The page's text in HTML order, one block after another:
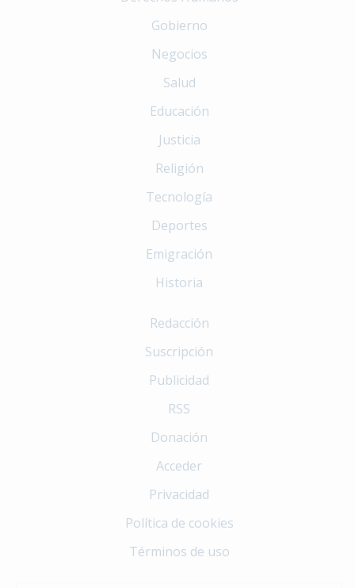
Gobierno
Negocios
Salud
Educación
Justicia
Religión
Tecnología
Deportes
Emigración
Historia
Redacción
Suscripción
Publicidad
RSS
Donación
Acceder
Privacidad
Política de cookies
Términos de uso